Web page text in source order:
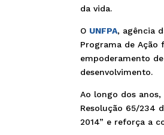
da vida.
O UNFPA, agência
Programa de Ação
empoderamento
desenvolvimento.
Ao longo dos
Resolução 65/234
2014” e reforça a